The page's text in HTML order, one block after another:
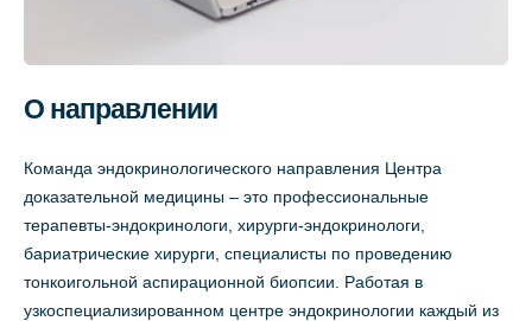
О направлении
Команда эндокринологического направления Центра
доказательной медицины – это профессиональные
терапевты-эндокринологи, хирурги-эндокринологи,
бариатрические хирурги, специалисты по проведению
тонкоигольной аспирационной биопсии. Работая в
узкоспециализированном центре эндокринологии каждый из